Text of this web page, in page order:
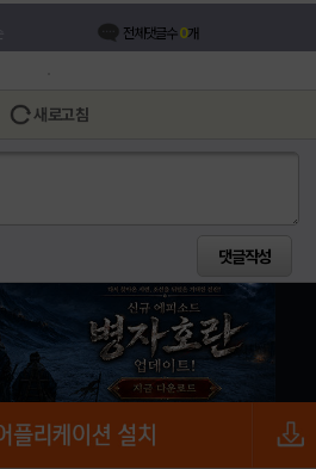
전체댓글수0개
새로고침